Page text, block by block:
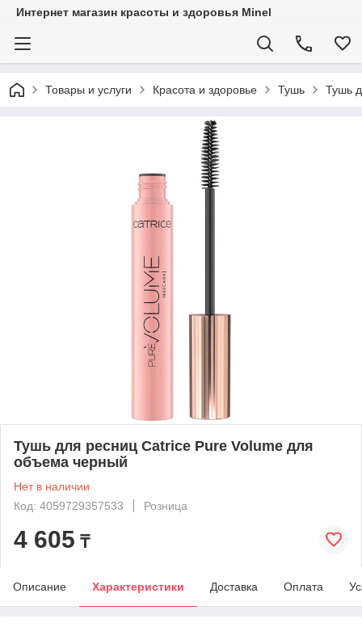
Интернет магазин красоты и здоровья Minel
Товары и услуги Красота и здоровье Тушь Тушь
Тушь для ресниц Catrice Pure Volume для
объема черный
Нет в наличии
Код: 4059729357533
Розница
4 605 ₸
Описание Характеристики Доставка Оплата